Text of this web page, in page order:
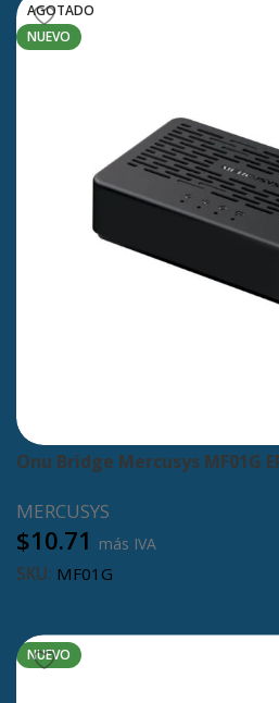
AGOTADO
NUEVO
Onu Bridge Mercusys MF01G
MERCUSYS
$10.71 más IVA
SKU: MF01G
NUEVO